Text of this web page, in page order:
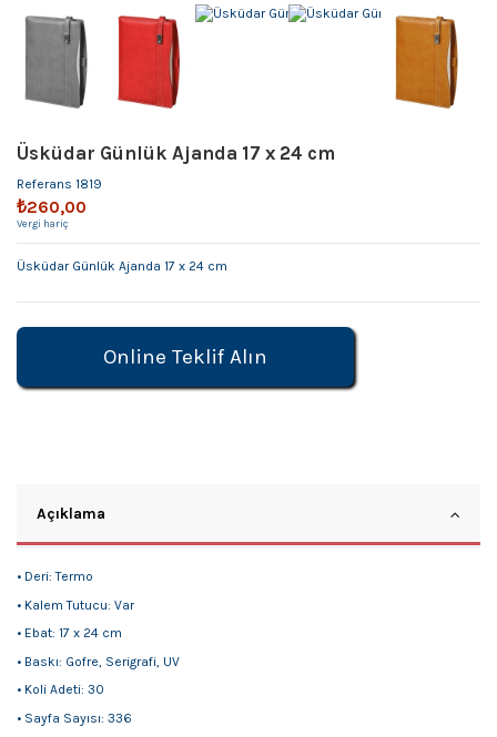
Üsküdar Günlük Ajanda 17 x 24 cm
Referans 1819
₺260,00
Vergi hariç
Üsküdar Günlük Ajanda 17 x 24 cm
Online Teklif Alın
Açıklama
• Deri: Termo
• Kalem Tutucu: Var
• Ebat: 17 x 24 cm
• Baskı: Gofre, Serigrafi, UV
• Koli Adeti: 30
• Sayfa Sayısı: 336